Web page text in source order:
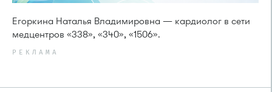
Егоркина Наталья Владимировна — кардиолог в сети
медцентров «338», «340», «1506».
РЕКЛАМА